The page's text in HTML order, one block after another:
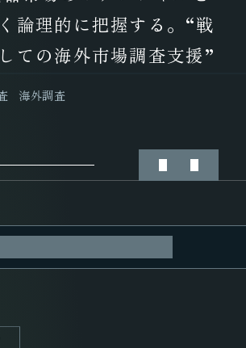
ての海外市場調査支援”
海外調査
市場調査